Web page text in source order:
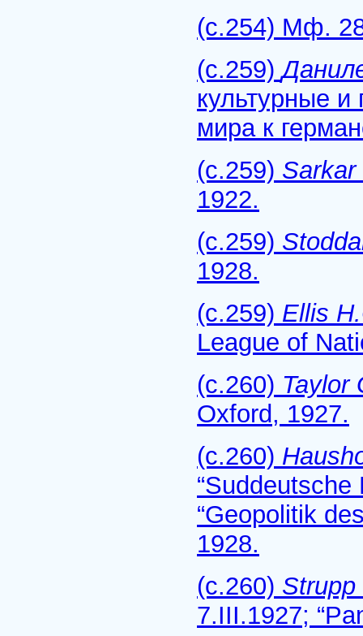
(с.254) Мф.
(с.259)
культурные и
мира к
(с.259) Sarkar
1922.
(с.259)
1928.
(с.259) Ellis H.
League of
(с.260) Taylor
Oxford, 1927.
(с.260)
“Geopolitik
1928.
(с.260)
7.III.1927;